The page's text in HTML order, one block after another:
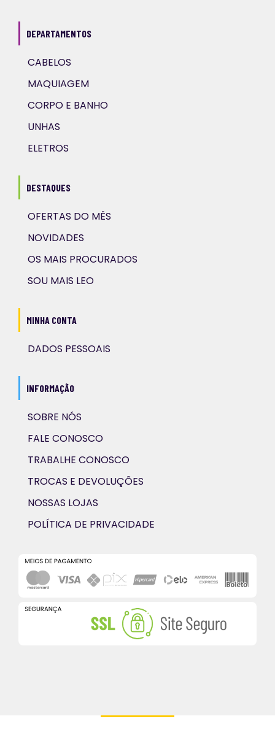
DEPARTAMENTOS
CABELOS
MAQUIAGEM
CORPO E BANHO
UNHAS
ELETROS
DESTAQUES
OFERTAS DO MÊS
NOVIDADES
OS MAIS PROCURADOS
SOU MAIS LEO
MINHA CONTA
DADOS PESSOAIS
INFORMAÇÃO
SOBRE NÓS
FALE CONOSCO
TRABALHE CONOSCO
TROCAS E DEVOLUÇÕES
NOSSAS LOJAS
POLÍTICA DE PRIVACIDADE